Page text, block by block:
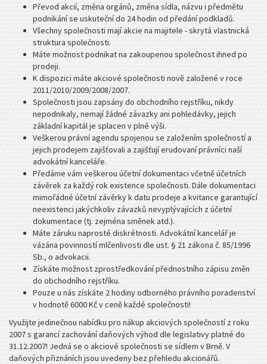
Převod akcií, změna orgánů, změna sídla, názvu i předmětu
podnikání se uskuteční do 24 hodin od předání podkladů.
Všechny společnosti mají akcie na majitele - skrytá vlastnická
struktura společnosti.
Máte možnost podnikat na zakoupenou společnost ihned po
prodeji.
K dispozici máte akciové společnosti nově založené v roce
2011/2010/2009/2008/2007.
Společnosti jsou zapsány do obchodního rejstříku, nikdy
nepodnikaly, nemají žádné závazky ani pohledávky, jejich
základní kapitál je splacen v plné výši.
Veškerou právní agendu spojenou se založením společností a
jejich prodejem zajišťovali a zajišťují erudovaní právníci naší
advokátní kanceláře.
Předáme vám veškerou účetní dokumentaci včetně účetních
závěrek za každý rok existence společnosti. Dále dokumentaci
mimořádné účetní závěrky k datu prodeje a kvitance garantující
neexistenci jakýchkoliv závazků nevyplývajících z účetní
dokumentace (tj. zejména směnek atd.).
Máte záruku naprosté diskrétnosti. Advokátní kancelář je
vázána povinností mlčenlivosti dle ust. § 21 zákona č. 85/1996
Sb., o advokacii.
Získáte možnost zprostředkování přednostního zápisu změn
do obchodního rejstříku.
Pouze u nás získáte 2 hodiny odborného právního poradenství
v hodnotě 6000 Kč v ceně každé společnosti!
Využijte jedinečnou nabídku pro nákup akciových společností z roku
2007 s garancí zachování daňových výhod dle legislativy platné do
31.12.2007! Jedná se o akciové společnosti se sídlem v Brně. V
daňových přiznáních jsou uvedeny bez přehledu akcionářů.